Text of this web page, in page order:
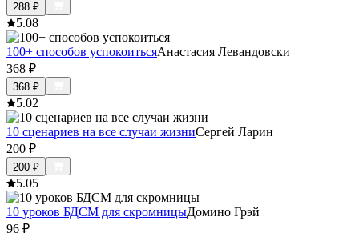
288 ₽
5.08
100+ способов успокоитьсяАнастасия Левандовски
368 ₽
368 ₽
5.02
10 сценариев на все случаи жизниСергей Ларин
200 ₽
200 ₽
5.05
10 уроков БДСМ для скромницыДомино Грэй
96 ₽